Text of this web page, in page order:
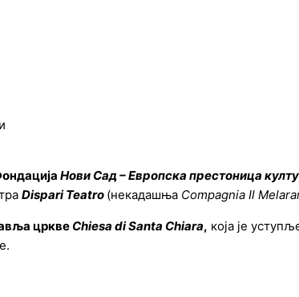
Нови Сад – Европска престоница
Dispari Teatro (некадашња Compagnia Il
цркве Chiesa di Santa Chiara, која је